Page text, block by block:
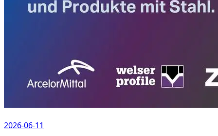
2026-06-11